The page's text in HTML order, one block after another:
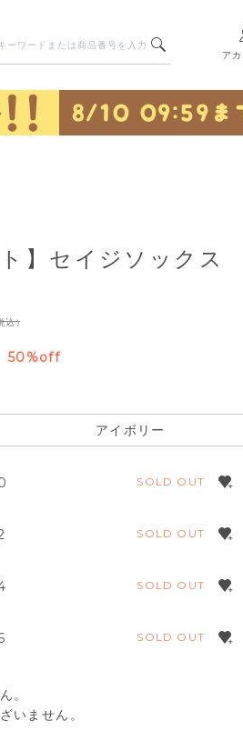
ア
ト】セイジソックス
込）
50%off
アイボリー
SOLD OUT
SOLD OUT
SOLD OUT
SOLD OUT
。
いません。